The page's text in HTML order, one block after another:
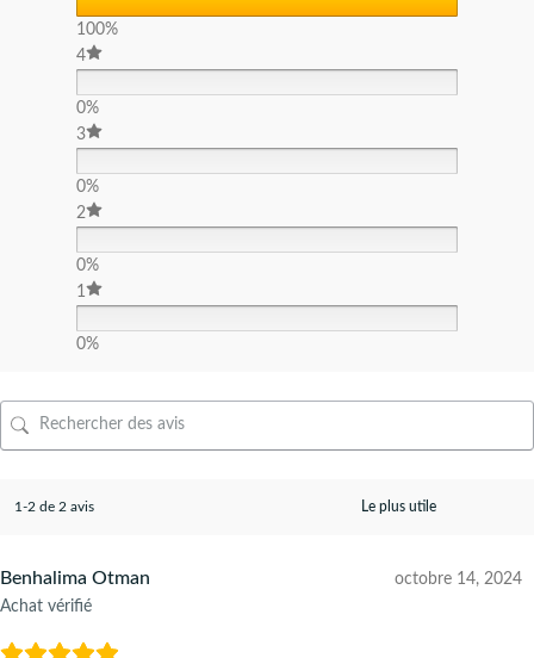
100%
4
0%
3
0%
2
0%
1
0%
1-2 de 2 avis
Benhalima Otman
Achat vérifié
octobre 14, 2024